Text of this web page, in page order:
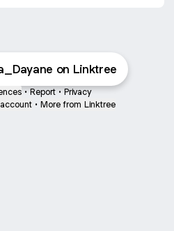
on Linktree
• Report • Privacy
• More from Linktree